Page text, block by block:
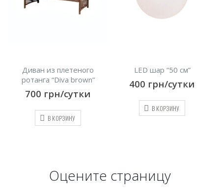
LED шар “50 см”
400грн/сутки
В КОРЗИНУ
LED диван
2400грн/
Оцените страницу